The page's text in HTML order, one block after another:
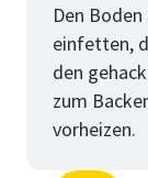
Den
einfetten,
den
zum
vorheizen.